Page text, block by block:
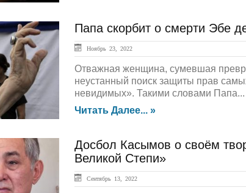
Папа скорбит о смерти Эбе
Ноябрь 23, 2022
Отважная женщина, сумевшая
неустанный поиск защиты прав
невидимых». Такими словами Папа...
Читать Далее... »
Досбол Касымов о своём
Великой Степи»
Сентябрь 13, 2022